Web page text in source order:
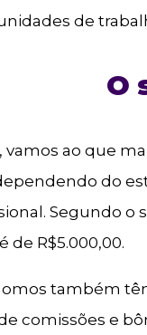
de
O
vamos ao que
do
Segundo o
de R$5.000,00.
também
comissões e